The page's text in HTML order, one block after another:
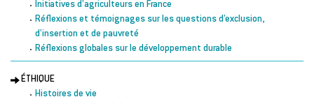
Initiatives d’agriculteurs en France
Réflexions et témoignages sur les questions d’exclusion,
d’insertion et de pauvreté
Réflexions globales sur le développement durable
ÉTHIQUE
Histoires de vie